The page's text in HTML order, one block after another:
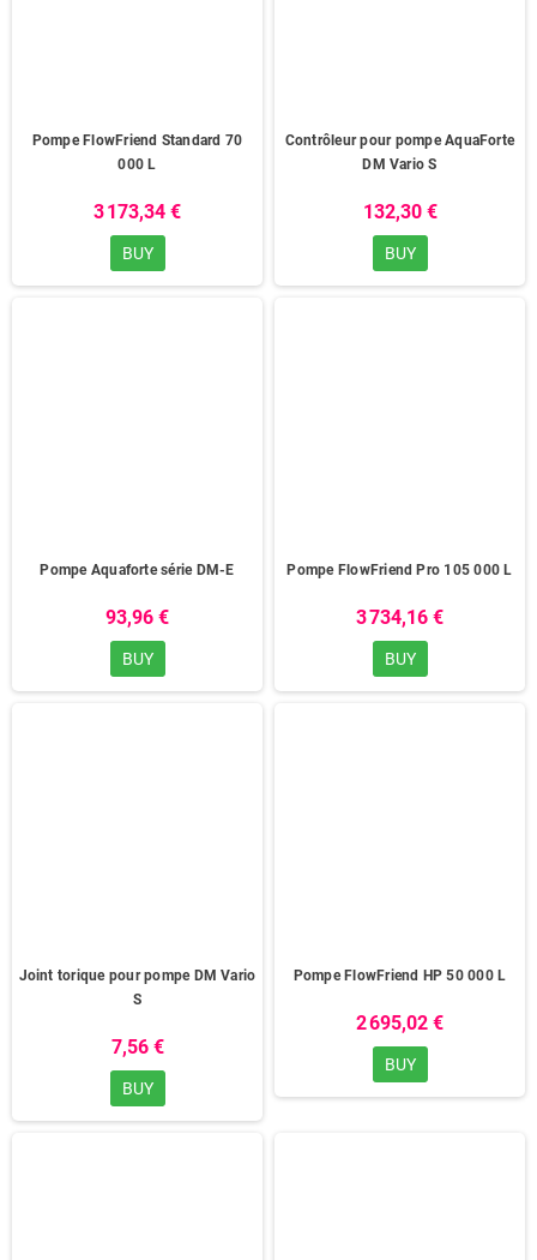
Pompe FlowFriend Standard 70
000 L
3 173,34 €
BUY
Contrôleur pour pompe AquaForte
DM Vario S
132,30 €
BUY
Pompe Aquaforte série DM-E
93,96 €
BUY
Pompe FlowFriend Pro 105 000 L
3 734,16 €
BUY
Joint torique pour pompe DM Vario
S
7,56 €
BUY
Pompe FlowFriend HP 50 000 L
2 695,02 €
BUY